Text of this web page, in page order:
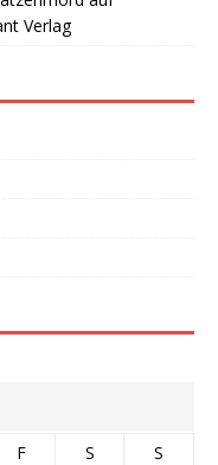
Verlag
F S
S